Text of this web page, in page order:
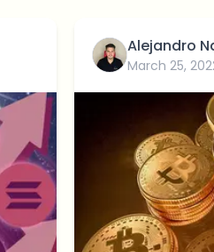
Alejandro
March 25,